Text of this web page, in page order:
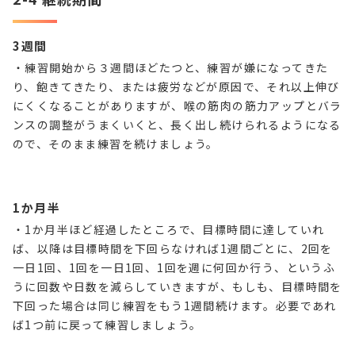
3週間
・練習開始から３週間ほどたつと、練習が嫌になってきた
り、飽きてきたり、または疲労などが原因で、それ以上伸び
にくくなることがありますが、喉の筋肉の筋力アップとバラ
ンスの調整がうまくいくと、長く出し続けられるようになる
ので、そのまま練習を続けましょう。
1か月半
・1か月半ほど経過したところで、目標時間に達していれ
ば、以降は目標時間を下回らなければ1週間ごとに、2回を
一日1回、1回を一日1回、1回を週に何回か行う、というふ
うに回数や日数を減らしていきますが、もしも、目標時間を
下回った場合は同じ練習をもう1週間続けます。必要であれ
ば1つ前に戻って練習しましょう。